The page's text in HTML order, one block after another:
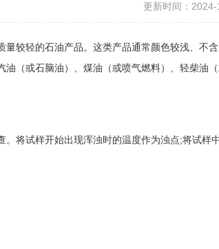
更新时间：
量较轻的石油产品‌。这类产品通常颜色较浅、
（或石脑油）、煤油（或喷气燃料）、轻柴油
将试样开始出现浑浊时的温度作为浊点;将试样